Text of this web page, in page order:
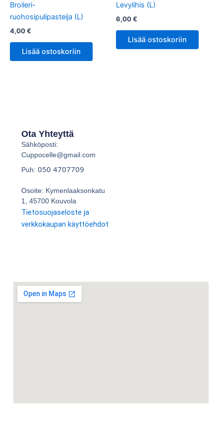
Broileri-
ruohosipulipasteija (L)
4,00€
Lisää ostoskoriin
Levylihis (L)
6,00€
Lisää ostoskoriin
Ota Yhteyttä
Sähköposti:
Cuppocelle@gmail.com
Puh: 050 4707709
Osoite: Kymenlaaksonkatu
1, 45700 Kouvola
Tietosuojaseloste ja
verkkokaupan käyttöehdot